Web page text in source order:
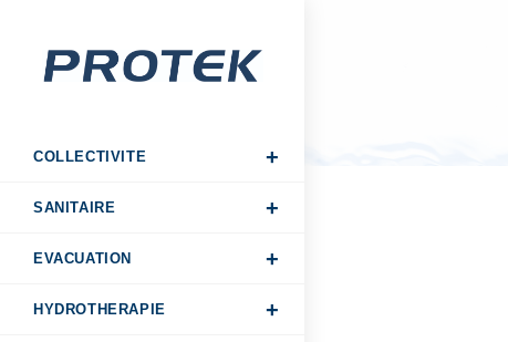
COLLECTIVITE
SANITAIRE
EVACUATION
HYDROTHERAPIE